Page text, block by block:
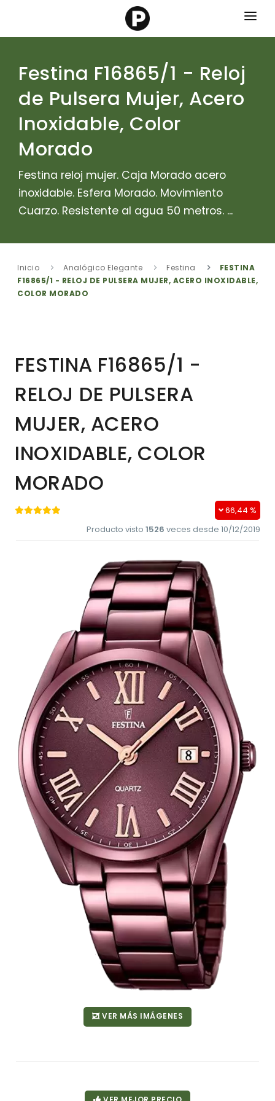
Marcas
Categorias
Contacto
Festina F16865/1 - Reloj
de Pulsera Mujer, Acero
Inoxidable, Color
Morado
Festina reloj mujer. Caja Morado acero
inoxidable. Esfera Morado. Movimiento
Cuarzo. Resistente al agua 50 metros. ...
Inicio Analógico Elegante Festina
FESTINA
F16865/1 - RELOJ DE PULSERA MUJER, ACERO INOXIDABLE,
COLOR MORADO
FESTINA F16865/1 -
RELOJ DE PULSERA
MUJER, ACERO
INOXIDABLE, COLOR
MORADO
66,44 %
Producto visto 1526 veces desde 10/12/2019
VER MÁS IMÁGENES